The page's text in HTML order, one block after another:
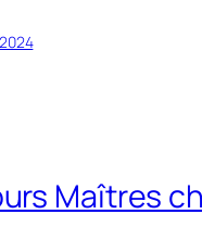
Maîtres